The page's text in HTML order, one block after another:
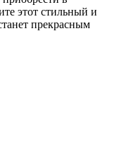
этот стильный и
прекрасным